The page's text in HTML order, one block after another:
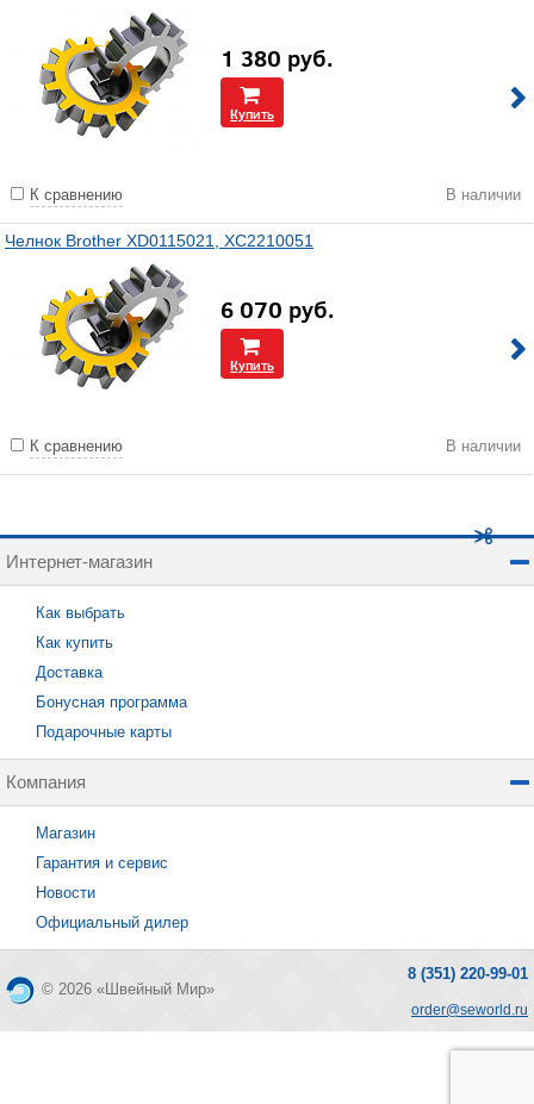
1 380 руб.
Купить
К сравнению В наличии
Челнок Brother XD0115021, XC2210051
6 070 руб.
Купить
К сравнению В наличии
Интернет-магазин
Как выбрать
Как купить
Доставка
Бонусная программа
Подарочные карты
Компания
Магазин
Гарантия и сервис
Новости
Официальный дилер
© 2026 «Швейный Мир»
8 (351) 220-99-01
order@seworld.ru